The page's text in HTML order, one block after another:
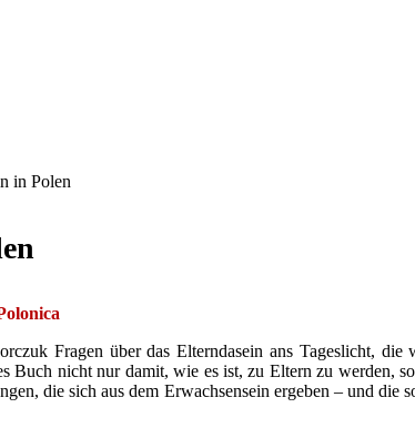
in Polen
Fragen über das Elterndasein ans Tageslicht,
Buch nicht nur damit, wie es ist, zu Eltern zu werden,
die sich aus dem Erwachsensein ergeben – und